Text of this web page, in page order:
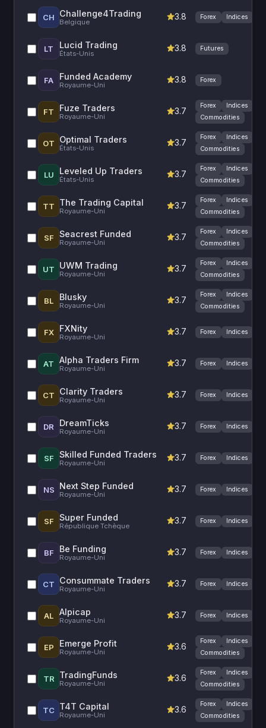
CH Challenge4Trading
Belgique
3.8 Forex Indices
LT Lucid Trading
États-Unis
3.8 Futures
FA Funded Academy
Royaume-Uni
3.8 Forex
FT Fuze Traders
Royaume-Uni
3.7
Forex
Indices
Commodities
OT Optimal Traders
États-Unis
3.7
Forex
Indices
Commodities
LU Leveled Up Traders
États-Unis
3.7
Forex
Indices
Commodities
TT The Trading Capital
Royaume-Uni
3.7
Forex
Indices
Commodities
SF Seacrest Funded
Royaume-Uni
3.7
Forex
Indices
Commodities
UT UWM Trading
Royaume-Uni
3.7
Forex
Indices
Commodities
BL Blusky
Royaume-Uni
3.7
Forex
Indices
Commodities
FX FXNity
Royaume-Uni
3.7 Forex Indices
AT Alpha Traders Firm
Royaume-Uni
3.7 Forex Indices
CT Clarity Traders
Royaume-Uni
3.7 Forex Indices
DR DreamTicks
Royaume-Uni
3.7 Forex Indices
SF Skilled Funded Traders
Royaume-Uni
3.7 Forex Indices
NS Next Step Funded
Royaume-Uni
3.7 Forex Indices
SF Super Funded
République Tchèque
3.7 Forex Indices
BF Be Funding
Royaume-Uni
3.7 Forex Indices
CT Consummate Traders
Royaume-Uni
3.7 Forex Indices
AL Alpicap
Royaume-Uni
3.7 Forex Indices
EP Emerge Profit
Royaume-Uni
3.6
Forex
Indices
Commodities
TR TradingFunds
Royaume-Uni
3.6
Forex
Indices
Commodities
TC T4T Capital
Royaume-Uni
3.6
Forex
Indices
Commodities